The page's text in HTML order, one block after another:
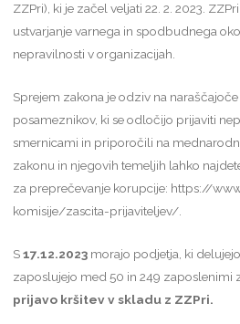
ZZPri), ki je začel veljati 22. 2. 2023.
ustvarjanje varnega in spodbudnega
nepravilnosti v organizacijah.
Sprejem zakona je odziv na
posameznikov, ki se odločijo prijaviti
smernicami in priporočili na
zakonu in njegovih temeljih lahko
za preprečevanje korupcije: https://
komisije/zascita-prijaviteljev/.
S17.12.2023morajo podjetja, ki
zaposlujejo med 50 in 249 zaposlenimi
prijavo kršitev v skladu z ZZPri.